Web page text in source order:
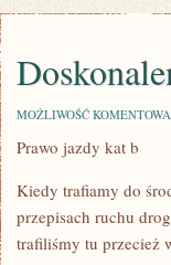
MOŻLIWOŚĆ
Prawo jazdy kat b
Kiedy trafiamy do
przepisach ruchu
trafiliśmy tu przecież